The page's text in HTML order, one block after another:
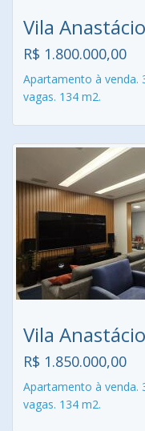
Vila Anastácio
R$ 1.800.000,00
Apartamento à venda.
vagas. 134 m2.
Vila Anastácio
R$ 1.850.000,00
Apartamento à venda.
vagas. 134 m2.